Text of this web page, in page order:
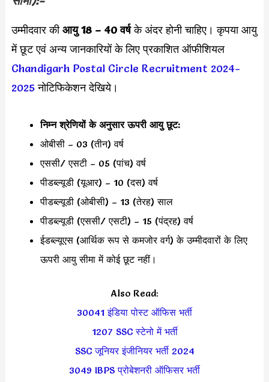
उम्मीदवार कीआयु 18 – 40 वर्षके अंदर होनी चाहिए। कृपया आयु
में छूट एवं अन्य जानकारियों के लिए प्रकाशित ऑफीशियल
Chandigarh Postal Circle Recruitment 2024-
2025नोटिफिकेशन देखिये।
निम्न श्रेणियों के अनुसार ऊपरी आयु छूट:
ओबीसी – 03 (तीन) वर्ष
एससी/ एसटी – 05 (पांच) वर्ष
पीडब्ल्यूडी (यूआर) – 10 (दस) वर्ष
पीडब्ल्यूडी (ओबीसी) – 13 (तेरह) साल
पीडब्ल्यूडी (एससी/ एसटी) – 15 (पंद्रह) वर्ष
ईडब्ल्यूएस (आर्थिक रूप से कमजोर वर्ग) के उम्मीदवारों के लिए
ऊपरी आयु सीमा में कोई छूट नहीं।
Also Read:
30041 इंडिया पोस्ट ऑफिस भर्ती
1207 SSC स्टेनो में भर्ती
SSC जूनियर इंजीनियर भर्ती 2024
3049 IBPS प्रोबेशनरी ऑफिसर भर्ती